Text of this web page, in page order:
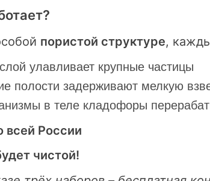
пористой структуре,
улавливает крупные частицы
полости задерживают мелкую
в теле кладофоры
всей России
чистой!